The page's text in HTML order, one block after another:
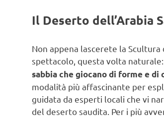
Il Deserto dell’Arabia
Non appena lascerete la
spettacolo, questa volta naturale:
sabbia che giocano di forme e
modalità più affascinante per
guidata da esperti locali che vi
del deserto saudita. Per i più